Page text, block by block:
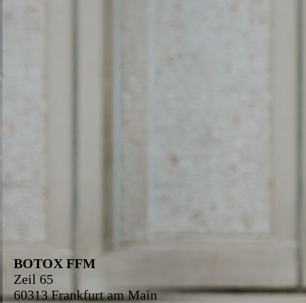
BOTOX FFM
Zeil 65
60313 Frankfurt am Main